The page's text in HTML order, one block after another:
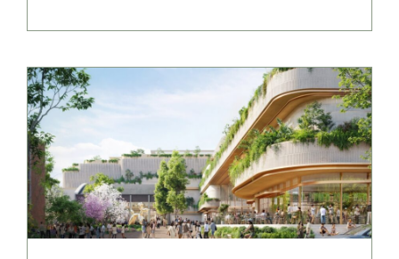
orașului, păstrate în cadrul
proiectului mixed-use RIVUS,
este reconsolidată și pregătită
pentru etapele următoare.
Clădirea, imagine emblematică
a fostei fabrici Carbochim, a
fost construită între anii 1949–
1952 și are o […]